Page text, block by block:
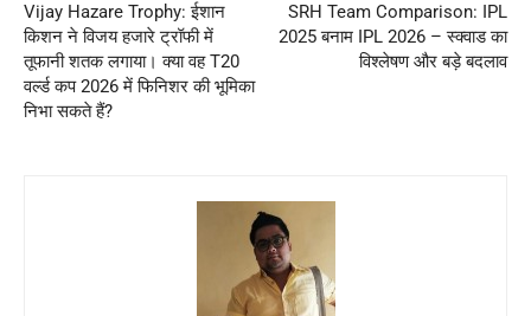
Vijay Hazare Trophy: ईशान
किशन ने विजय हजारे ट्रॉफी में
तूफानी शतक लगाया। क्या वह T20
वर्ल्ड कप 2026 में फिनिशर की भूमिका
निभा सकते हैं?
SRH Team Comparison: IPL
2025 बनाम IPL 2026 – स्क्वाड का
विश्लेषण और बड़े बदलाव